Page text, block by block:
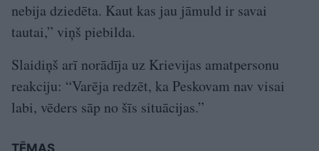
nebija dziedēta. Kaut kas jau jāmuld ir savai
tautai,” viņš piebilda.
Slaidiņš arī norādīja uz Krievijas amatpersonu
reakciju: “Varēja redzēt, ka Peskovam nav visai
labi, vēders sāp no šīs situācijas.”